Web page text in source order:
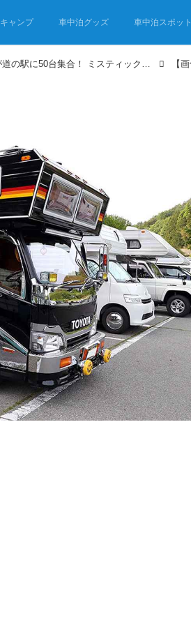
キャンプ 車中泊グッズ 車中泊スポット
個性派キャンピングカーが道の駅に50台集合！ ミスティック・キャンプ大会イベントレポート